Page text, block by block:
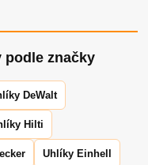
značky
DeWalt
Hilti
Uhlíky Einhell